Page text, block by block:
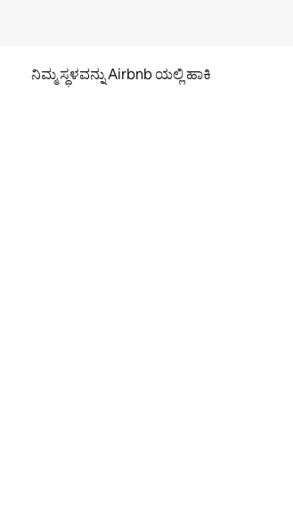
ನಿಮ್ಮ ಸ್ಥಳವನ್ನು Airbnb ಯಲ್ಲಿ ಹಾಕಿ